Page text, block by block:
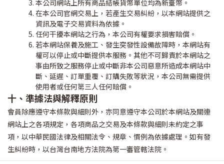
本公司網站上所有商品結帳貨幣單位均為新臺幣。
在本公司官網交易上，若產生交易糾紛，以本網站提供之
資訊及電子交易資料為依據。
任何干擾本網站之行為，本公司有權要求損害賠償。
若本網站保養及施工、發生突發性設備故障時，本網站有
權可以停止或中斷提供本服務。其他不可歸責於本網站之
事由所致之服務停止或中斷非本公司惡意所造成本網站中
斷、延遲、訂單重覆、訂購失敗等狀況，本公司無需提供
使用者或任何第三人任何賠償。
十、準據法與解釋原則
會員除應遵守本條款與細則外，亦同意遵守本公司於本網站及關連
網站上之各項規定，各項商品之交易及本條款與細則未約定之事
項，以中華民國法律及相關法令、規章、慣例為依據處理。如有發
生糾紛時，以台灣台南地方法院為第一審管轄法院。